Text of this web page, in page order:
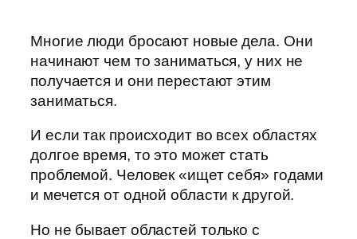
Многие люди бросают новые дела. Они
начинают чем то заниматься, у них не
получается и они перестают этим
заниматься.
И если так происходит во всех областях
долгое время, то это может стать
проблемой. Человек «ищет себя» годами
и мечется от одной области к другой.
Но не бывает областей только с